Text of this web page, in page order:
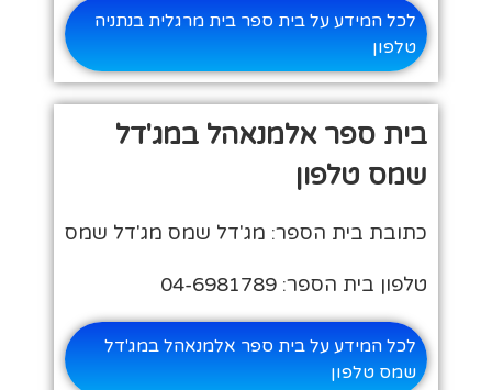
לכל המידע על בית ספר בית מרגלית בנתניה
טלפון
בית ספר אלמנאהל במג'דל
שמס טלפון
כתובת בית הספר: מג'דל שמס מג'דל שמס
טלפון בית הספר: 04-6981789
לכל המידע על בית ספר אלמנאהל במג'דל
שמס טלפון